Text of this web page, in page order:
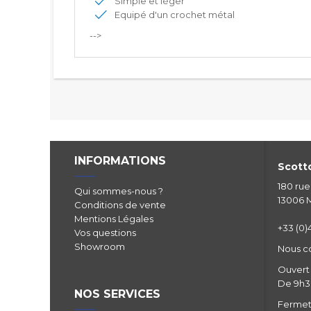
Equipé d'un crochet métal
-->
INFORMATIONS
Qui sommes-nous ?
Conditions de vente
Mentions Légales
Vos questions
Showroom
NOS SERVICES
180
13006
+33
Nous
Ouvert
De